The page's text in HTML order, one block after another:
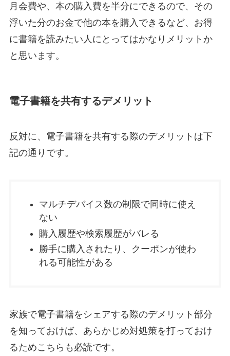
月会費や、本の購入費を半分にできるので、その
浮いた分のお金で他の本を購入できるなど、お得
に書籍を読みたい人にとってはかなりメリットか
と思います。
電子書籍を共有するデメリット
反対に、電子書籍を共有する際のデメリットは下
記の通りです。
マルチデバイス数の制限で同時に使え
ない
購入履歴や検索履歴がバレる
勝手に購入されたり、クーポンが使わ
れる可能性がある
家族で電子書籍をシェアする際のデメリット部分
を知っておけば、あらかじめ対処策を打っておけ
るためこちらも必読です。